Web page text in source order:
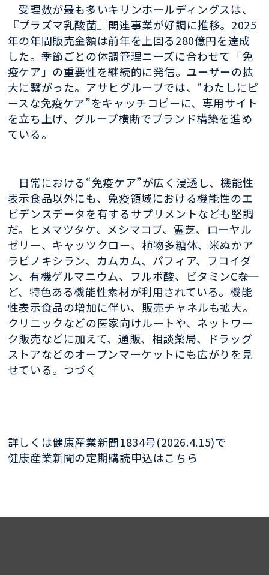
受理数が最も多いキリンホールディングスは、
『プラズマ乳酸菌』関連事業が好調に推移。2025
年の年間販売金額は前年を上回る280億円を達成
した。季節ごとの体調管理ニーズに合わせて「免
疫ケア」の重要性を継続的に発信。ユーザーの拡
大に繋がった。アサヒグループでは、“わたしにピ
ースな免疫ケア”をキャッチコピーに、専用サイト
を立ち上げ、グループ横断でブランド構築を進め
ている。
日常における“免疫ケア”が広く浸透し、機能性
表示食品以外にも、免疫領域における機能性のエ
ビデンスデータを有するサプリメントなども堅調
だ。ヒメマツタケ、メシマコブ、霊芝、ローヤル
ゼリー、キャッツクロー、植物多糖体、米ぬかア
ラビノキシラン、カムカム、パフィア、フコイダ
ン、有機ゲルマニウム、フルボ酸、ビタミンC――な
ど、特色ある機能性素材が利用されている。機能
性表示食品の増加に伴い、販売チャネルも拡大。
クリニックなどの医家向けルートや、ネットワー
ク販売などに加えて、通販、相談薬局、ドラッグ
ストアなどのオープンマーケットにも広がりを見
せている。つづく
詳しくは健康産業新聞1834号(2026.4.15)で
健康産業新聞の定期購読申込はこちら